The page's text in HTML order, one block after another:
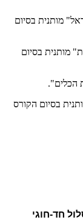
מותנית בסיום
מותנית בסיום
בקורס "מוזיקה במאה ה-20 מותנית בסיום הקורס